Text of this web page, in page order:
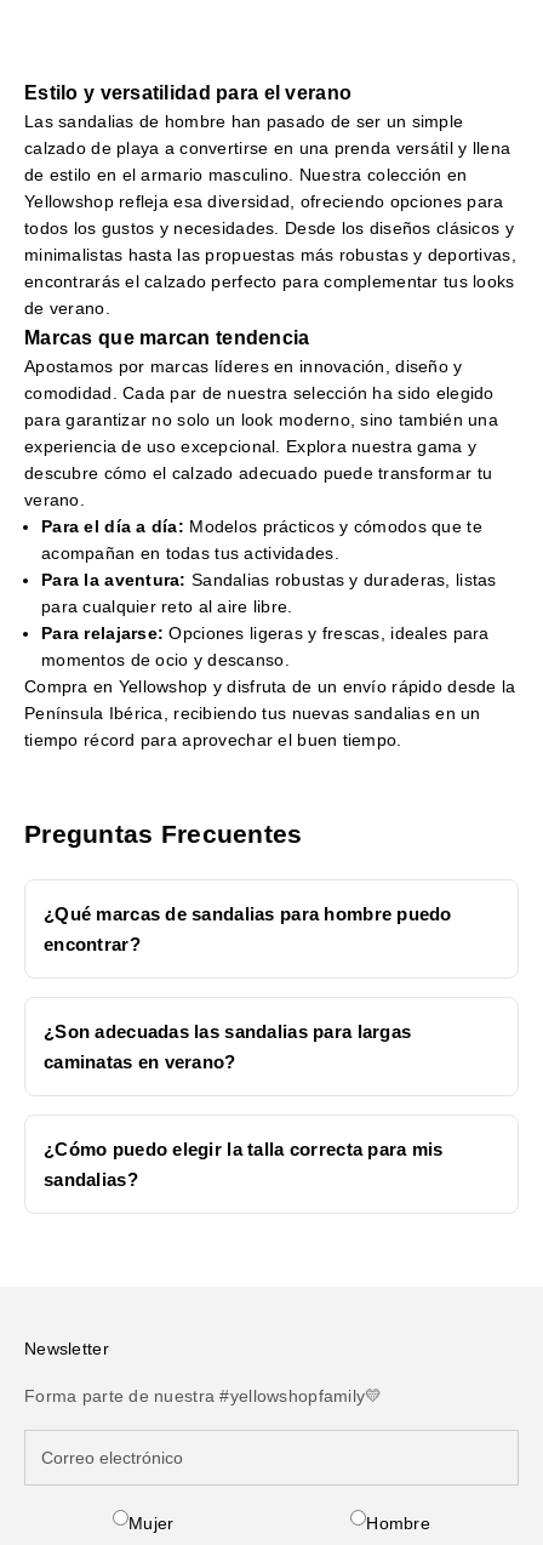
Sandalias de piel para hombre: Elegancia y durabilidad
para un look sofisticado.
Sandalias de ante: Suavidad y confort para tus pies.
Calzado de verano transpirable: Mantén tus pies frescos
en todo momento.
Explora la variedad de diseños y encuentra las sandalias de
hombre perfectas para disfrutar del buen tiempo con estilo y
Estilo y versatilidad para el verano
Las sandalias de hombre han pasado de ser un simple
calzado de playa a convertirse en una prenda versátil y llena
de estilo en el armario masculino. Nuestra colección en
Yellowshop refleja esa diversidad, ofreciendo opciones para
todos los gustos y necesidades. Desde los diseños clásicos y
minimalistas hasta las propuestas más robustas y deportivas,
encontrarás el calzado perfecto para complementar tus looks
de verano.
Marcas que marcan tendencia
Apostamos por marcas líderes en innovación, diseño y
comodidad. Cada par de nuestra selección ha sido elegido
para garantizar no solo un look moderno, sino también una
experiencia de uso excepcional. Explora nuestra gama y
descubre cómo el calzado adecuado puede transformar tu
verano.
Para el día a día: Modelos prácticos y cómodos que te
acompañan en todas tus actividades.
Para la aventura: Sandalias robustas y duraderas, listas
para cualquier reto al aire libre.
Para relajarse: Opciones ligeras y frescas, ideales para
momentos de ocio y descanso.
Compra en Yellowshop y disfruta de un envío rápido desde la
Península Ibérica, recibiendo tus nuevas sandalias en un
tiempo récord para aprovechar el buen tiempo.
Preguntas Frecuentes
¿Qué marcas de sandalias para hombre puedo
encontrar?
¿Son adecuadas las sandalias para largas
caminatas en verano?
¿Cómo puedo elegir la talla correcta para mis
sandalias?
Newsletter
Forma parte de nuestra #yellowshopfamily💛
Mujer Hombre